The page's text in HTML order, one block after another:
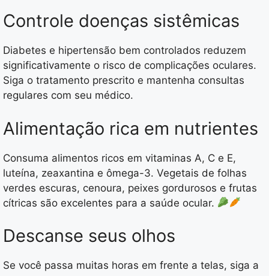
Controle doenças sistêmicas
Diabetes e hipertensão bem controlados reduzem
significativamente o risco de complicações oculares.
Siga o tratamento prescrito e mantenha consultas
regulares com seu médico.
Alimentação rica em nutrientes
Consuma alimentos ricos em vitaminas A, C e E,
luteína, zeaxantina e ômega-3. Vegetais de folhas
verdes escuras, cenoura, peixes gordurosos e frutas
cítricas são excelentes para a saúde ocular.
Descanse seus olhos
Se você passa muitas horas em frente a telas, siga a